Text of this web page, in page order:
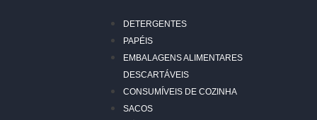
DETERGENTES
PAPÉIS
EMBALAGENS ALIMENTARES
DESCARTÁVEIS
CONSUMÍVEIS DE COZINHA
SACOS